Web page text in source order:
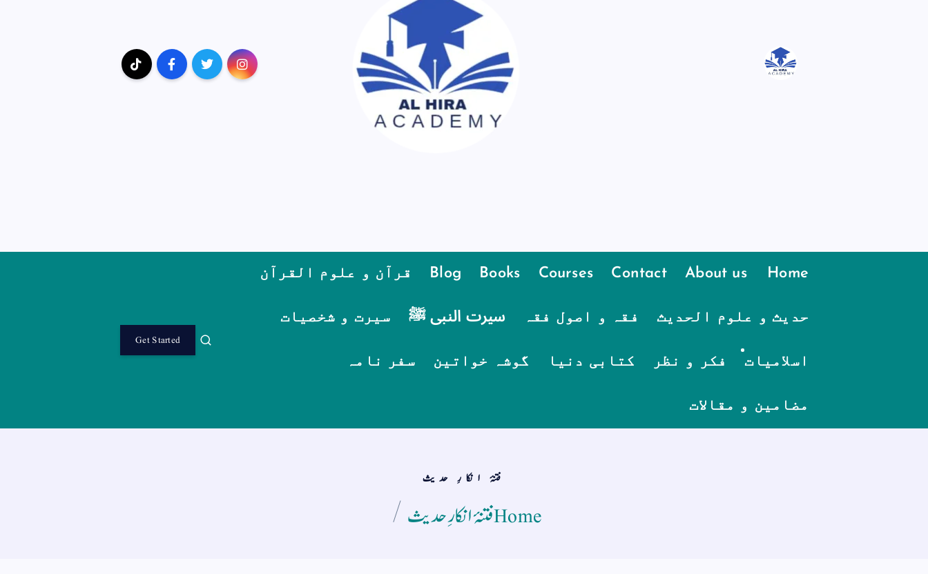
اتر کر حرا سے سوئے قوم آیا - اور اک نسخہ کیمیا ساتھ لایا
Home
About us
Contact
Courses
Books
Blog قرآن و علوم القرآن
حدیث و علوم الحدیث فقہ و اصول فقہ سیرت النبی ﷺ سیرت و شخصیات
اسلامیات فکر و نظر کتابی دنیا گوشہ خواتین سفر نامہ
مضامین و مقالات
Get Started
فتنۂ انکارِ حدیث
Homeفتنۂ انکارِ حدیث